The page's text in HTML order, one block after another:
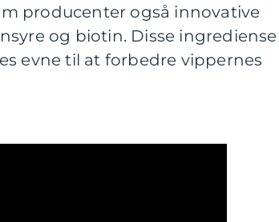
producenter også innovative
og biotin. Disse
evne til at forbedre vippernes